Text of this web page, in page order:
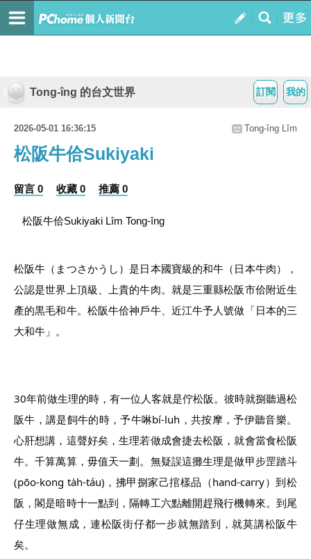
我的
訂閱
Tong-îng 的台文世界
2026-05-01 16:36:15 Tong-îng Lîm
松阪牛佮Sukiyaki
留言 0 收藏 0 推薦 0
松阪牛佮Sukiyaki Lîm Tong-îng
松阪牛（まつさかうし）是日本國寶級的和牛（日本牛肉），
公認是世界上頂級、上貴的牛肉。就是三重縣松阪市佮附近生
產的黒毛和牛。松阪牛佮神戶牛、近江牛予人號做「日本的三
大和牛」。
30年前做生理的時，有一位人客就是佇松阪。彼時就捌聽過松
阪牛，講是飼牛的時，予牛啉bí-luh，共按摩，予伊聽音樂。
心肝想講，這聲好矣，生理若做成會捷去松阪，就會當食松阪
牛。千算萬算，毋值天一劃。無疑誤這攤生理是做甲步罡踏斗
(pōo-kong ta̍h-táu)，拂甲捌家己捾樣品（hand-carry）到松
阪，閣是暗時十一點到，隔轉工六點離開趕飛行機轉來。到尾
仔生理做無成，連松阪街仔都一步就無踏到，就莫講松阪牛
矣。